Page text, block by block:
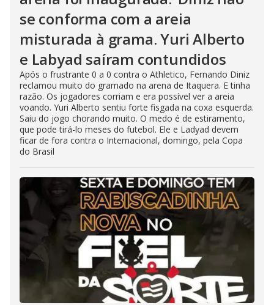
se conforma com a areia
misturada à grama. Yuri Alberto
e Labyad saíram contundidos
Após o frustrante 0 a 0 contra o Athletico, Fernando Diniz
reclamou muito do gramado na arena de Itaquera. E tinha
razão. Os jogadores corriam e era possível ver a areia
voando. Yuri Alberto sentiu forte fisgada na coxa esquerda.
Saiu do jogo chorando muito. O medo é de estiramento,
que pode tirá-lo meses do futebol. Ele e Ladyad devem
ficar de fora contra o Internacional, domingo, pela Copa
do Brasil